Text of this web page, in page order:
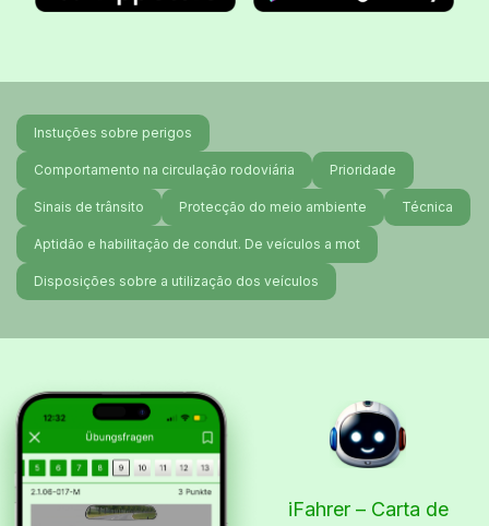
Instuções sobre perigos
Comportamento na circulação rodoviária Prioridade
Sinais de trânsito Protecção do meio ambiente Técnica
Aptidão e habilitação de condut. De veículos a mot
Disposições sobre a utilização dos veículos
iFahrer – Carta de